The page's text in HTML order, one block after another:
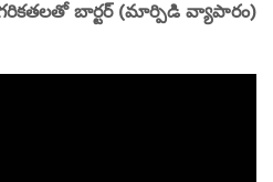
బార్టర్ (మార్పిడి వ్యాపారం)